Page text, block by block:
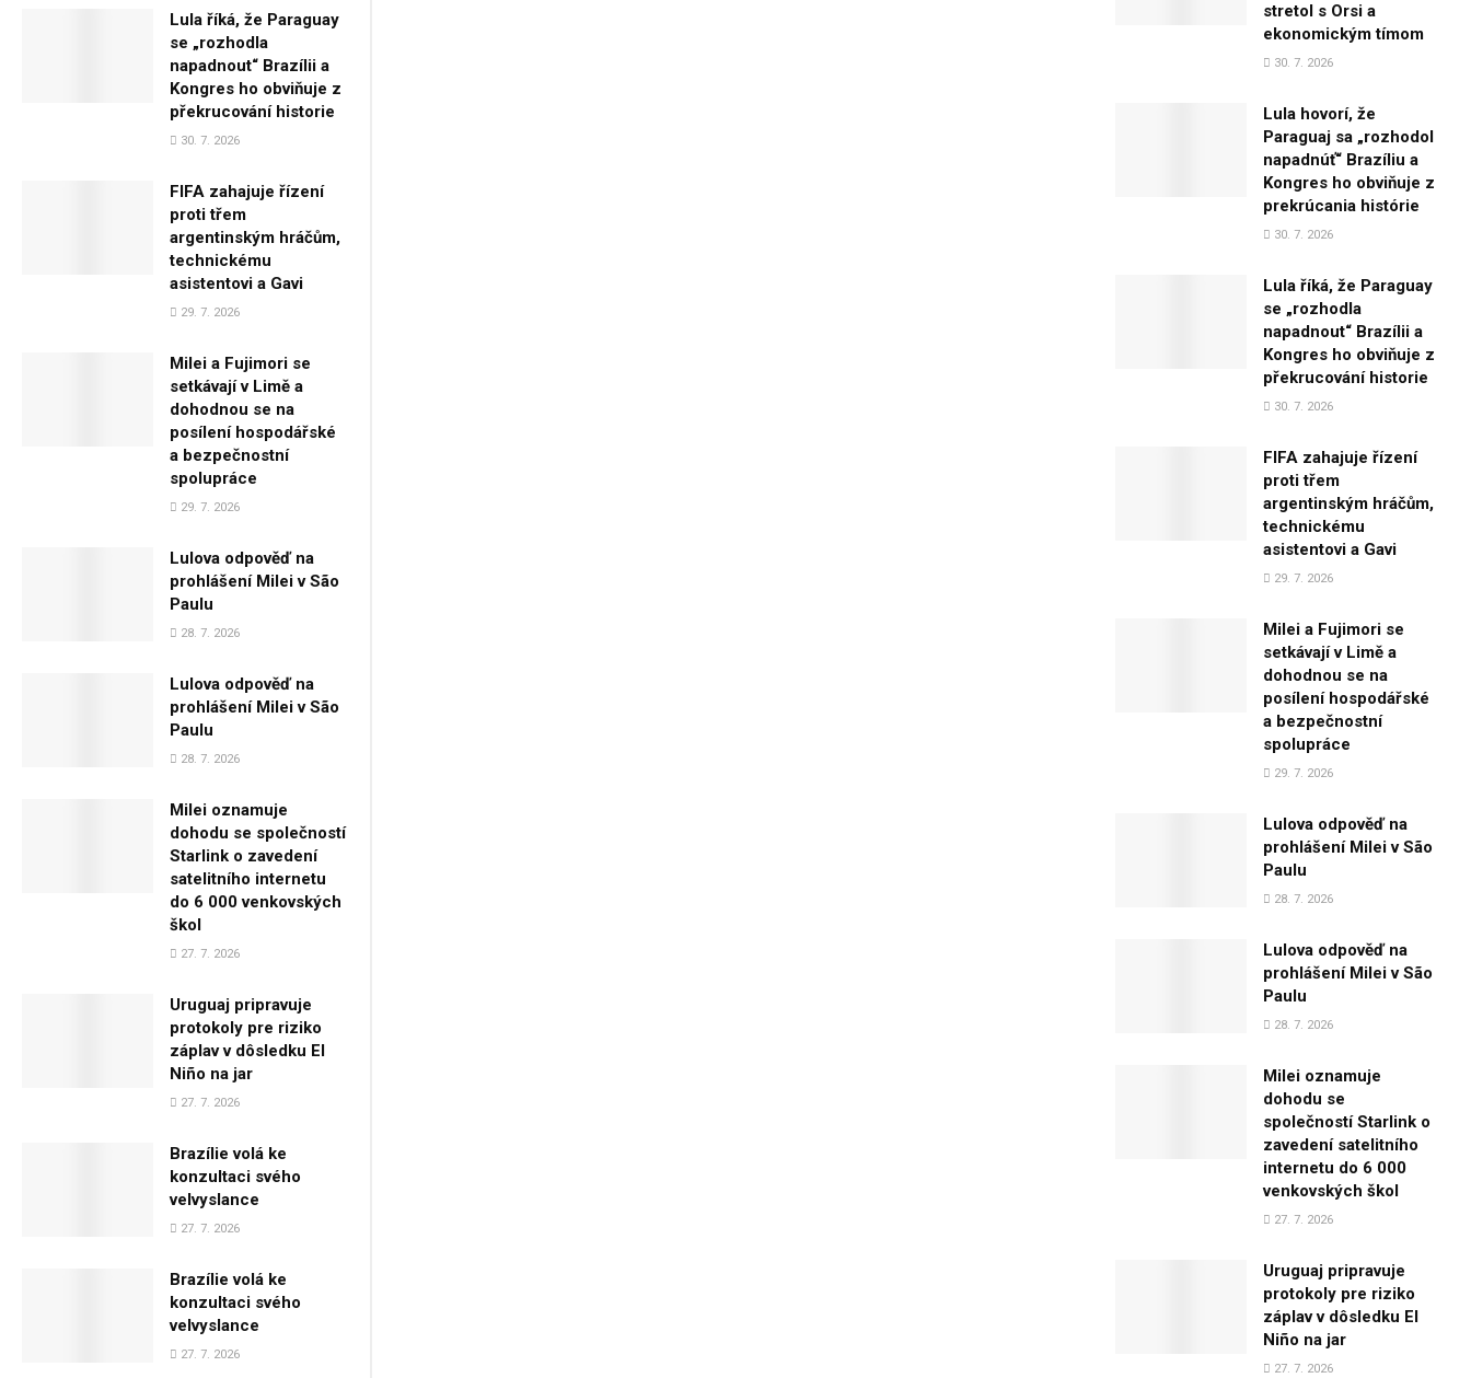
Lula říká, že Paraguay
se „rozhodla
napadnout“ Brazílii a
Kongres ho obviňuje z
překrucování historie
30. 7. 2026
FIFA zahajuje řízení
proti třem
argentinským hráčům,
technickému
asistentovi a Gavi
29. 7. 2026
Milei a Fujimori se
setkávají v Limě a
dohodnou se na
posílení hospodářské
a bezpečnostní
spolupráce
29. 7. 2026
Lulova odpověď na
prohlášení Milei v São
Paulu
28. 7. 2026
Lulova odpověď na
prohlášení Milei v São
Paulu
28. 7. 2026
Milei oznamuje
dohodu se společností
Starlink o zavedení
satelitního internetu
do 6 000 venkovských
škol
27. 7. 2026
Uruguaj pripravuje
protokoly pre riziko
záplav v dôsledku El
Niño na jar
27. 7. 2026
Brazílie volá ke
konzultaci svého
velvyslance
27. 7. 2026
Brazílie volá ke
konzultaci svého
velvyslance
27. 7. 2026
stretol s Orsi a
ekonomickým tímom
30. 7. 2026
Lula hovorí, že
Paraguaj sa „rozhodol
napadnúť“ Brazíliu a
Kongres ho obviňuje z
prekrúcania histórie
30. 7. 2026
Lula říká, že Paraguay
se „rozhodla
napadnout“ Brazílii a
Kongres ho obviňuje z
překrucování historie
30. 7. 2026
FIFA zahajuje řízení
proti třem
argentinským hráčům,
technickému
asistentovi a Gavi
29. 7. 2026
Milei a Fujimori se
setkávají v Limě a
dohodnou se na
posílení hospodářské
a bezpečnostní
spolupráce
29. 7. 2026
Lulova odpověď na
prohlášení Milei v São
Paulu
28. 7. 2026
Lulova odpověď na
prohlášení Milei v São
Paulu
28. 7. 2026
Milei oznamuje
dohodu se
společností Starlink o
zavedení satelitního
internetu do 6 000
venkovských škol
27. 7. 2026
Uruguaj pripravuje
protokoly pre riziko
záplav v dôsledku El
Niño na jar
27. 7. 2026